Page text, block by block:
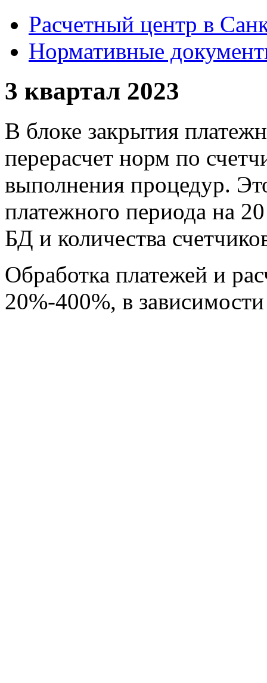
Расчетный центр в
Нормативные
3 квартал 2023
В блоке закрытия
перерасчет норм по
выполнения процедур.
платежного периода на
БД и количества
Обработка платежей и
20%-400%, в зависимости